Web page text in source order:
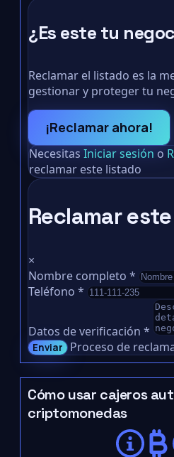
¿Es este tu
Reclamar el listado es la
gestionar y proteger tu
¡Reclamar ahora!
Necesitas Iniciar sesión o
reclamar este listado
Reclamar
×
Nombre completo *
Teléfono *
Datos de verificación *
Enviar Proceso de
Cómo usar cajeros
criptomonedas